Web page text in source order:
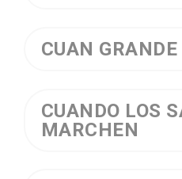
CUAN GRANDE
CUANDO LOS
MARCHEN